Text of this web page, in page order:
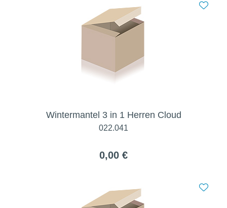
Wintermantel 3 in 1 Herren Cloud
022.041
0,00 €